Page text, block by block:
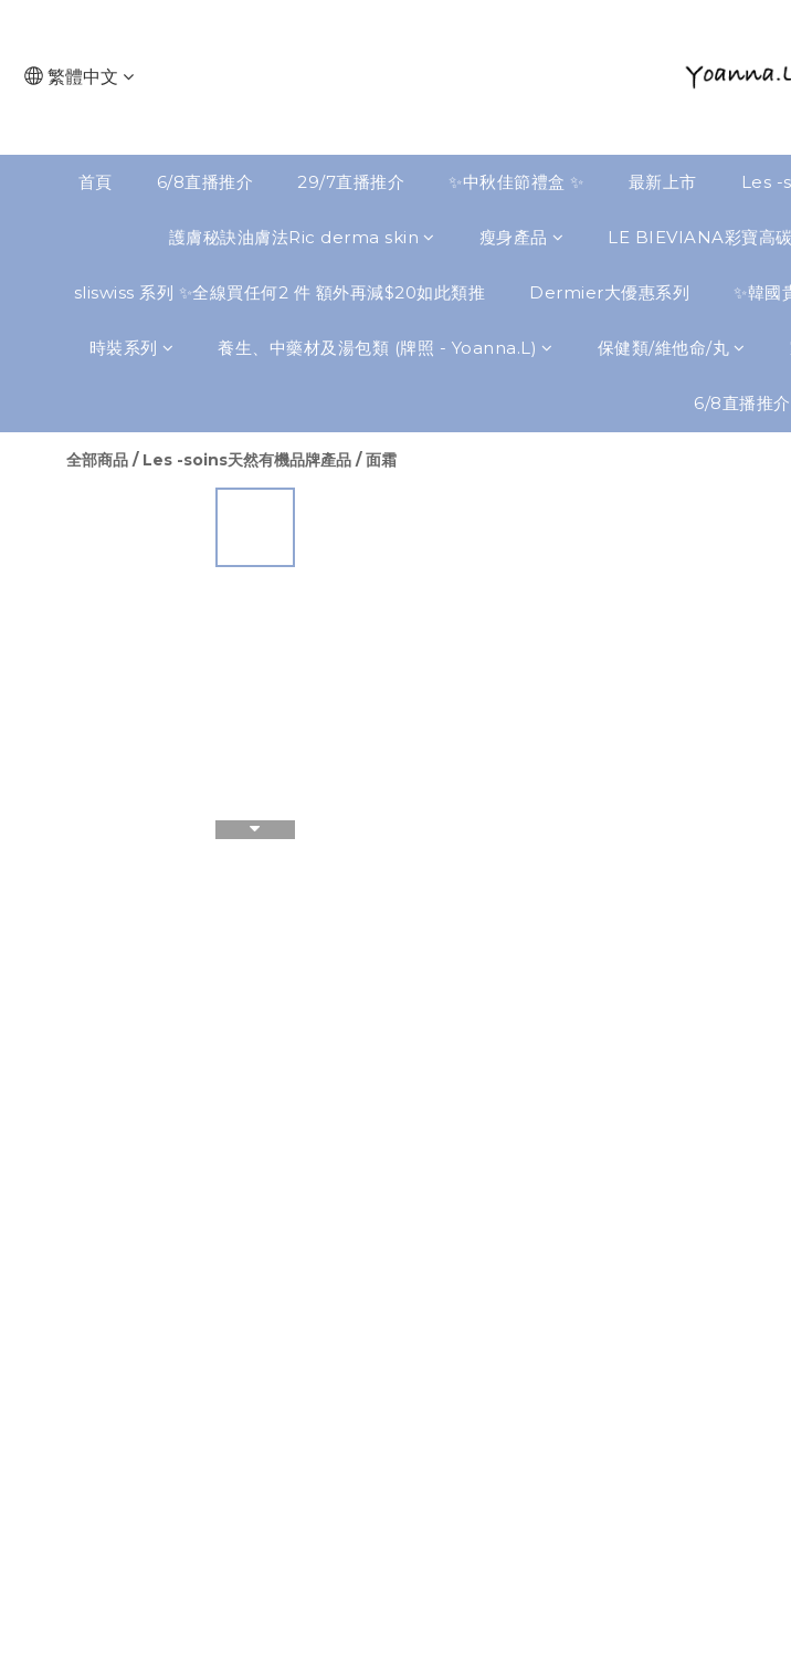
繁體中文
首頁 6/8直播推介 29/7直播推介 ✨中秋佳節禮盒 ✨ 最新上市 Les -
護膚秘訣油膚法Ric derma skin 瘦身產品 LE BIEVIANA彩寶高
sliswiss 系列 ✨全線買任何2 件 額外再減$20如此類推 Dermier大優惠系列 ✨韓國
時裝系列 養生、中藥材及湯包類 (牌照 - Yoanna.L) 保健類/維他命/丸
6/8直播推介
全部商品 / Les -soins天然有機品牌產品 /面霜